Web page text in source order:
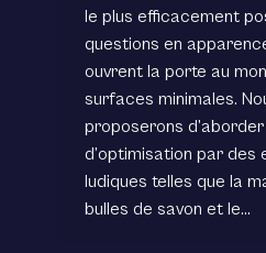
le plus efficacement
questions en
ouvrent la porte au
surfaces minimales.
proposerons
d’optimisation par des
ludiques telles que la
bulles de savon et le…